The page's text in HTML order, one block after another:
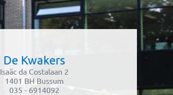
De Kwakers
Isaäc da Costalaan 2
1401 BH Bussum
035 - 6914092